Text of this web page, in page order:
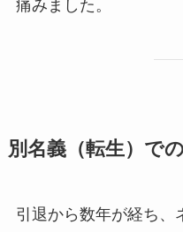
痛みました。
別名義（転生）で
引退から数年が経ち、